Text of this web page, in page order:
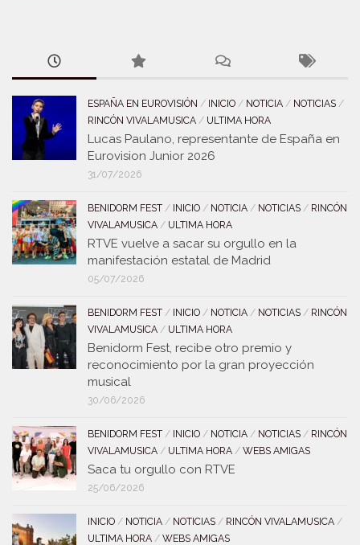
ESPAÑA EN EUROVISIÓN / INICIO / NOTICIA / NOTICIAS /
RINCÓN VIVALAMUSICA / ULTIMA HORA
Lucas Paulano, representante de España en
Eurovision Junior 2026
31/07/2026
BENIDORM FEST / INICIO / NOTICIA / NOTICIAS / RINCÓN
VIVALAMUSICA / ULTIMA HORA
RTVE vuelve a sacar su orgullo en la
manifestación estatal de Madrid
05/07/2026
BENIDORM FEST / INICIO / NOTICIA / NOTICIAS / RINCÓN
VIVALAMUSICA / ULTIMA HORA
Benidorm Fest, recibe otro premio y
reconocimiento por la gran proyección
musical
30/06/2026
BENIDORM FEST / INICIO / NOTICIA / NOTICIAS / RINCÓN
VIVALAMUSICA / ULTIMA HORA / WEBS AMIGAS
Saca tu orgullo con RTVE
25/06/2026
INICIO / NOTICIA / NOTICIAS / RINCÓN VIVALAMUSICA /
ULTIMA HORA / WEBS AMIGAS